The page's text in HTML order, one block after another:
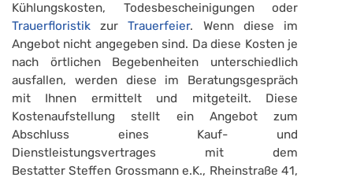
Kühlungskosten, Todesbescheinigungen oder
Trauerfloristik zurTrauerfeier. Wenn diese im
Angebot nicht angegeben sind. Da diese Kosten je
nach örtlichen Begebenheiten unterschiedlich
ausfallen, werden diese im Beratungsgespräch
mit Ihnen ermittelt und mitgeteilt. Diese
Kostenaufstellung stellt ein Angebot zum
Abschluss eines Kauf- und
Dienstleistungsvertrages mit dem
Bestatter Steffen Grossmann e.K., Rheinstraße 41,